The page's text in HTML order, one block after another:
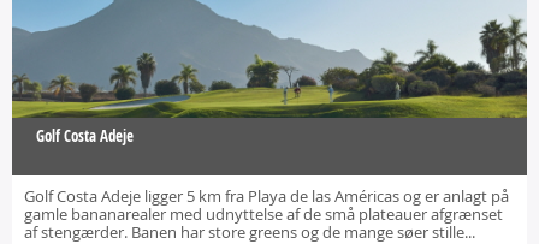
Golf Costa Adeje
Golf Costa Adeje ligger 5 km fra Playa de las Américas og er anlagt på
gamle bananarealer med udnyttelse af de små plateauer afgrænset
af stengærder. Banen har store greens og de mange søer stille...